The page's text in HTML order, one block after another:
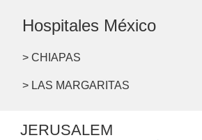
Hospitales México
> CHIAPAS
> LAS MARGARITAS
JERUSALEM